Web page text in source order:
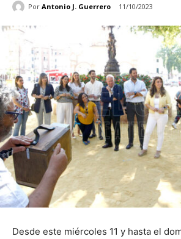
Por Antonio J. Guerrero 11/10/2023
Desde este miércoles 11 y hasta el